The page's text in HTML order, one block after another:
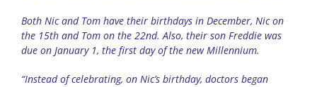
Both Nic and Tom have their birthdays in December, Nic on
the 15th and Tom on the 22nd. Also, their son Freddie was
due on January 1, the first day of the new Millennium.
“Instead of celebrating, on Nic’s birthday, doctors began